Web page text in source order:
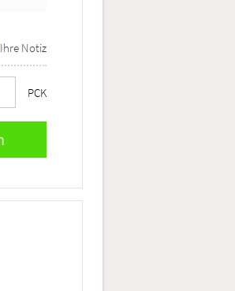
Ihre Notiz
PCK